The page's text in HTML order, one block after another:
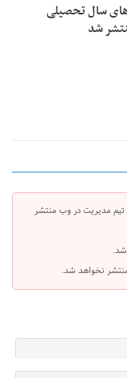
سال تحصیلی
مدیریت در وب منتشر
شد.
منتشر نخواهد شد.